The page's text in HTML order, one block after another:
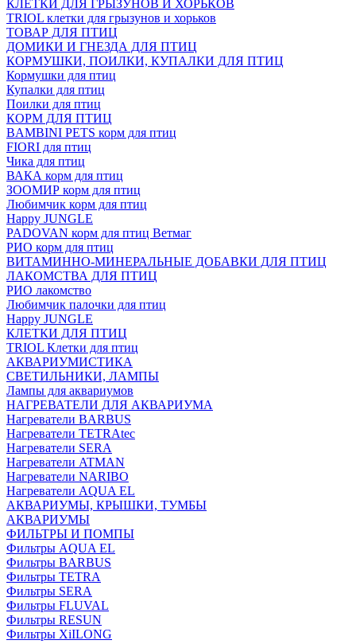
КЛЕТКИ ДЛЯ ГРЫЗУНОВ И ХОРЬКОВ
TRIOL клетки для грызунов и хорьков
ТОВАР ДЛЯ ПТИЦ
ДОМИКИ И ГНЕЗДА ДЛЯ ПТИЦ
КОРМУШКИ, ПОИЛКИ, КУПАЛКИ ДЛЯ ПТИЦ
Кормушки для птиц
Купалки для птиц
Поилки для птиц
КОРМ ДЛЯ ПТИЦ
BAMBINI PETS корм для птиц
FIORI для птиц
Чика для птиц
ВАКА корм для птиц
ЗООМИР корм для птиц
Любимчик корм для птиц
Happy JUNGLE
PADOVAN корм для птиц Ветмаг
РИО корм для птиц
ВИТАМИННО-МИНЕРАЛЬНЫЕ ДОБАВКИ ДЛЯ ПТИЦ
ЛАКОМСТВА ДЛЯ ПТИЦ
РИО лакомство
Любимчик палочки для птиц
Happy JUNGLE
КЛЕТКИ ДЛЯ ПТИЦ
TRIOL Клетки для птиц
АКВАРИУМИСТИКА
СВЕТИЛЬНИКИ, ЛАМПЫ
Лампы для аквариумов
НАГРЕВАТЕЛИ ДЛЯ АКВАРИУМА
Нагреватели BARBUS
Нагреватели TETRAtec
Нагреватели SERA
Нагреватели ATMAN
Нагреватели NARIBO
Нагреватели AQUA EL
АКВАРИУМЫ, КРЫШКИ, ТУМБЫ
АКВАРИУМЫ
ФИЛЬТРЫ И ПОМПЫ
Фильтры AQUA EL
Фильтры BARBUS
Фильтры ТETRA
Фильтры SERA
Фильтры FLUVAL
Фильтры RESUN
Фильтры XiILONG